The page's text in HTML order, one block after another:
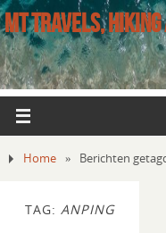
MT TRAVELS, HIKING
Home » Berichten
TAG: ANPING